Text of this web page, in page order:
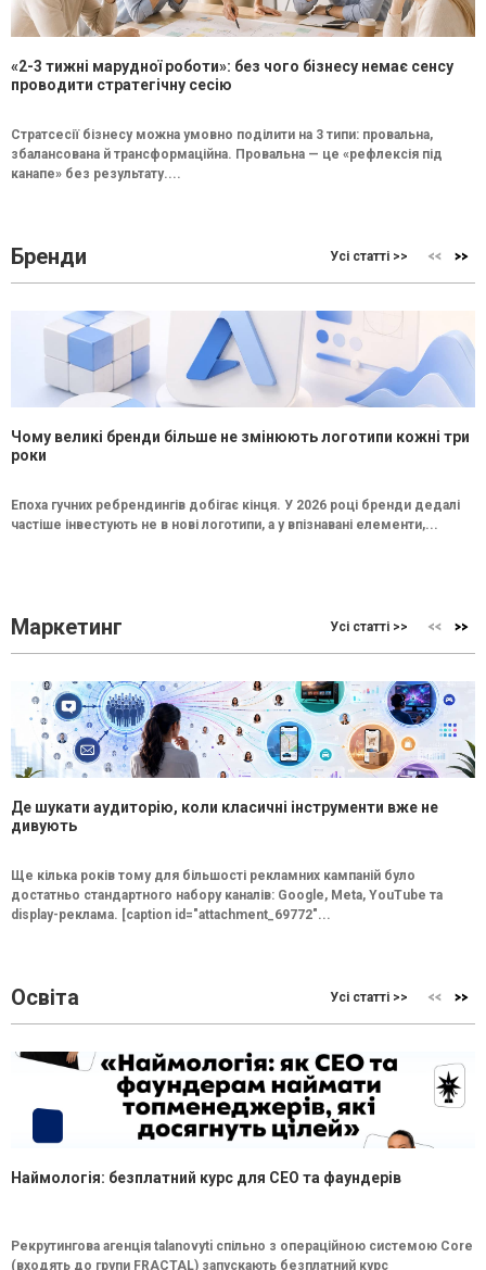
«2-3 тижні марудної роботи»: без чого бізнесу немає сенсу
проводити стратегічну сесію
Стратсесії бізнесу можна умовно поділити на 3 типи: провальна,
збалансована й трансформаційна. Провальна — це «рефлексія під
канапе» без результату....
Бренди Усі статті >>
Чому великі бренди більше не змінюють логотипи кожні три
роки
Епоха гучних ребрендингів добігає кінця. У 2026 році бренди дедалі
частіше інвестують не в нові логотипи, а у впізнавані елементи,...
Маркетинг Усі статті >>
Де шукати аудиторію, коли класичні інструменти вже не
дивують
Ще кілька років тому для більшості рекламних кампаній було
достатньо стандартного набору каналів: Google, Meta, YouTube та
display-реклама. [caption id="attachment_69772"...
Освіта Усі статті >>
Наймологія: безплатний курс для CEO та фаундерів
Рекрутингова агенція talanovyti спільно з операційною системою Core
(входять до групи FRACTAL) запускають безплатний курс